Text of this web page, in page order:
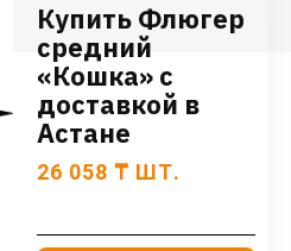
Купить Флюгер
средний
«Кошка» с
доставкой в
Астане
26 058 ₸ ШТ.